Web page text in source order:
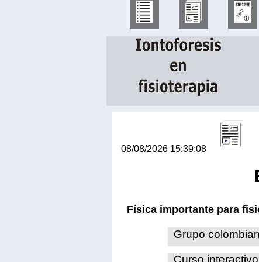
08/08/2026 15:39:08
Física importante para
Grupo
Curso